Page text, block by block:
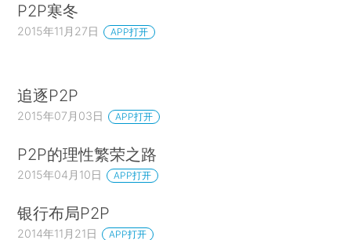
P2P寒冬
2015年11月27日 APP打开
追逐P2P
2015年07月03日 APP打开
P2P的理性繁荣之路
2015年04月10日 APP打开
银行布局P2P
2014年11月21日 APP打开